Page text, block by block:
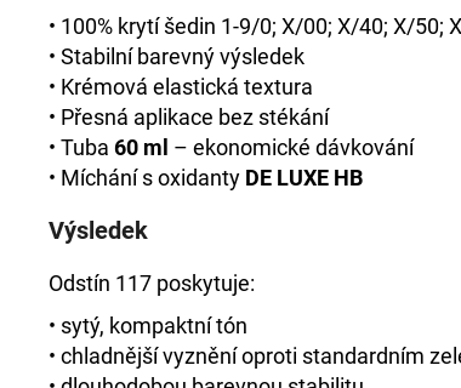
• 100% krytí šedin 1-9/0; X/00; X/40; X/
• Stabilní barevný výsledek
• Krémová elastická textura
• Přesná aplikace bez stékání
• Tuba 60 ml – ekonomické dávkování
• Míchání s oxidanty DE LUXE HB
Výsledek
Odstín 117 poskytuje:
• sytý, kompaktní tón
• chladnější vyznění oproti standardním